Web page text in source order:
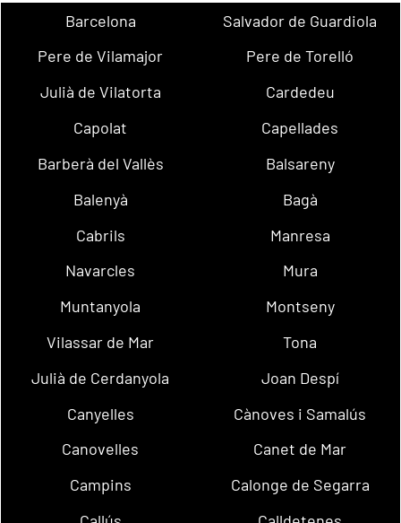
Barcelona
Salvador de Guardiola
Pere de Vilamajor
Pere de Torelló
Julià de Vilatorta
Cardedeu
Capolat
Capellades
Barberà del Vallès
Balsareny
Balenyà
Bagà
Cabrils
Manresa
Navarcles
Mura
Muntanyola
Montseny
Vilassar de Mar
Tona
Julià de Cerdanyola
Joan Despí
Canyelles
Cànoves i Samalús
Canovelles
Canet de Mar
Campins
Calonge de Segarra